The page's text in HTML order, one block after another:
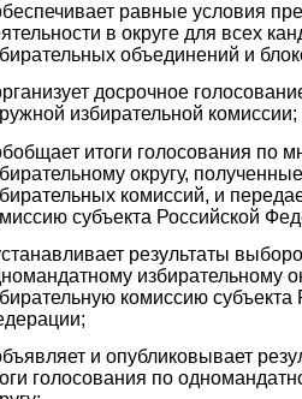
равные условия
в округе для всех
объединений и
досрочное
избирательной комиссии;
итоги голосования по
округу,
комиссий, и
субъекта Российской
результаты
избирательному
комиссию субъекта
и опубликовывает
голосования по